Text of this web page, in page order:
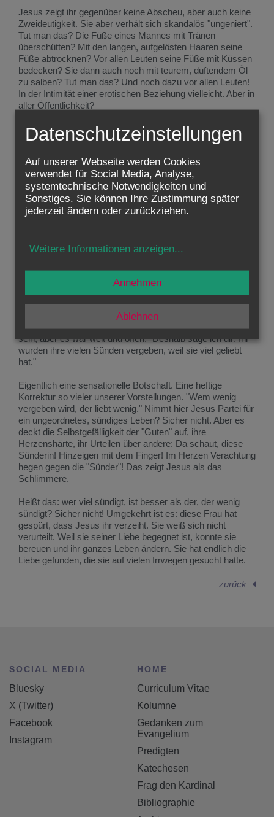
Jesus zeigt ihr gegenüber keine Abscheu, aber auch keine
Zweideutigkeit. Sie aber verhält sich skandalös "ungeniert".
Tut man das? Die Füße eines Mannes mit Tränen
überschütten? Mit den langen, aufgelösten Haaren seine
Füße abtrocknen? Vor allen Leuten seine Füße mit Küssen
bedecken? Sie dann auch noch mit teurem, duftendem Öl
zu salben? Tut man das? Und noch dazu vor allen Leuten!
In der Intimität einer erotischen Beziehung vielleicht. Aber in
aller Öffentlichkeit?
Doch was dem frommen Gastgeber noch mehr schockiert
ist das Verhalten Jesu. Warum lässt er sich so berühren?
nicht, was für ein skandalöses Leben sie führt?
Jesus überrascht ihm mit einer Geschichte, die ihm klar
macht, dass sein Gast seine kritischen Gedanken
durchschaut hat: Zwei Schuldner, beiden wird die Schuld
Dann hält Jesus seinem Gastgeber einen peinlichen
Spiegel vor: du hast mich zwar eingeladen, aber besonders
herzlich warst du nicht. Diese Frau aber hat mir ihre ganze
nicht? Du bist zwar fromm, aber dein Herz ist karg und eng.
Sie hat viel gesündigt, aber sie hat geliebt. Sie hat die Liebe
gesucht und geschenkt. Ihr Herz mag in die Irre gegangen
sein, aber es war weit und offen. "Deshalb sage ich dir: Ihr
wurden ihre vielen Sünden vergeben, weil sie viel geliebt
hat."
Eigentlich eine sensationelle Botschaft. Eine heftige
Korrektur so vieler unserer Vorstellungen. "Wem wenig
vergeben wird, der liebt wenig." Nimmt hier Jesus Partei für
ein ungeordnetes, sündiges Leben? Sicher nicht. Aber es
deckt die Selbstgefälligkeit der "Guten" auf, ihre
Herzenshärte, ihr Urteilen über andere: Da schaut, diese
Sünderin! Hinzeigen mit dem Finger! Im Herzen Verachtung
hegen gegen die "Sünder"! Das zeigt Jesus als das
Schlimmere.
Heißt das: wer viel sündigt, ist besser als der, der wenig
sündigt? Sicher nicht! Umgekehrt ist es: diese Frau hat
gespürt, dass Jesus ihr verzeiht. Sie weiß sich nicht
verurteilt. Weil sie seiner Liebe begegnet ist, konnte sie
bereuen und ihr ganzes Leben ändern. Sie hat endlich die
Liebe gefunden, die sie auf vielen Irrwegen gesucht hatte.
zurück
SOCIAL MEDIA
Bluesky
X (Twitter)
Facebook
Instagram
HOME
Curriculum Vitae
Kolumne
Gedanken zum
Evangelium
Predigten
Katechesen
Frag den Kardinal
Bibliographie
Datenschutzeinstellungen
Auf unserer Webseite werden Cookies
verwendet für Social Media, Analyse,
systemtechnische Notwendigkeiten und
Sonstiges. Sie können Ihre Zustimmung später
jederzeit ändern oder zurückziehen.
Weitere Informationen anzeigen...
Ablehnen
Annehmen